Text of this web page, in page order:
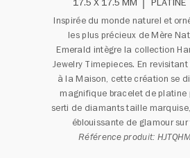
Inspirée du monde naturel et
les plus précieux de Mère
Emerald intègre la collection
Jewelry Timepieces. En
à la Maison, cette création se
magnifique bracelet de platine
serti de diamants taille
éblouissante de glamour
Référence produit: